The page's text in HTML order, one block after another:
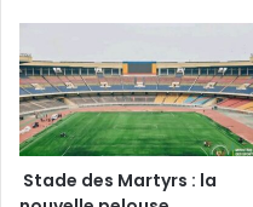
Stade des Martyrs : la